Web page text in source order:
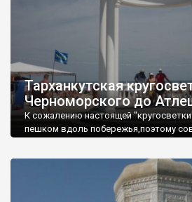
Тарханкутская
Черноморского до
К сожалению настоящей
пешком вдоль побережья,поэтому